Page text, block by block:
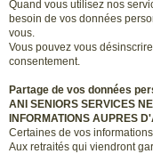
Quand vous utilisez nos
besoin de vos données
vous.
Vous pouvez vous
consentement.
Partage de vos données
ANI SENIORS SERVICES
INFORMATIONS AUPRES
Certaines de vos
Aux retraités qui viendront